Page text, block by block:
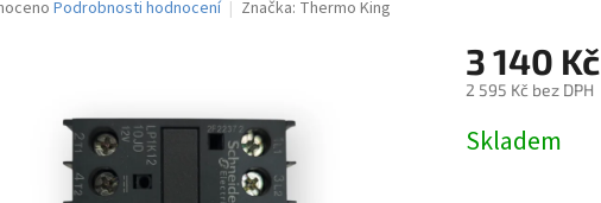
Podrobnosti hodnocení Značka: Thermo King
3 140 Kč
2 595 Kč bez DPH
cena:
Skladem